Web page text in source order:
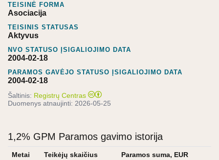
TEISINĖ FORMA
Asociacija
TEISINIS STATUSAS
Aktyvus
NVO STATUSO ĮSIGALIOJIMO DATA
2004-02-18
PARAMOS GAVĖJO STATUSO ĮSIGALIOJIMO DATA
2004-02-18
Šaltinis: Registrų Centras
Duomenys atnaujinti: 2026-05-25
1,2% GPM Paramos gavimo istorija
Metai Teikėjų skaičius Paramos suma, EUR